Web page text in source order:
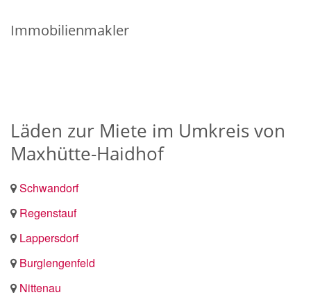
Immobilienmakler
Läden zur Miete im Umkreis von
Maxhütte-Haidhof
Schwandorf
Regenstauf
Lappersdorf
Burglengenfeld
Nittenau